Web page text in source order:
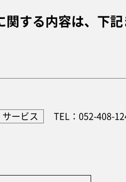
する内容は、 下
サービス TEL：052-408-